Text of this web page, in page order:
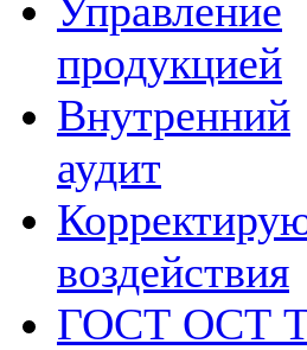
Управление
продукцией
Внутренний
аудит
воздействия
ГОСТ ОСТ